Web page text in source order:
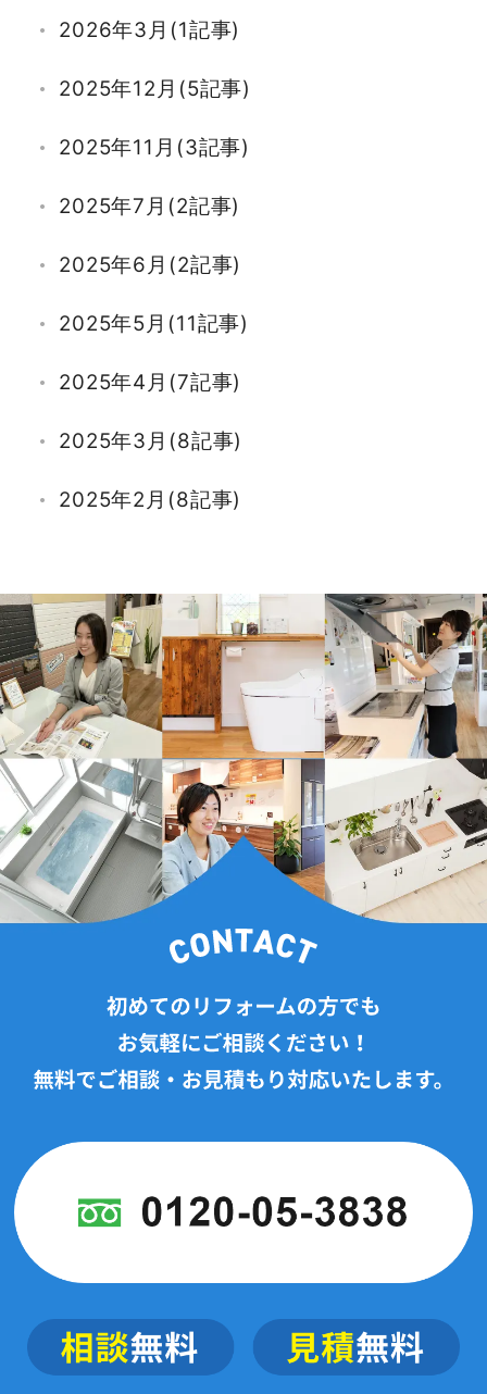
2026年3月(1記事)
2025年12月(5記事)
2025年11月(3記事)
2025年7月(2記事)
2025年6月(2記事)
2025年5月(11記事)
2025年4月(7記事)
2025年3月(8記事)
2025年2月(8記事)
2024年12月(6記事)
2024年11月(4記事)
2024年10月(14記事)
2024年9月(9記事)
2024年8月(7記事)
2024年7月(6記事)
2024年6月(11記事)
2024年5月(13記事)
2024年4月(17記事)
2024年3月(12記事)
2024年2月(3記事)
2023年12月(2記事)
2023年11月(2記事)